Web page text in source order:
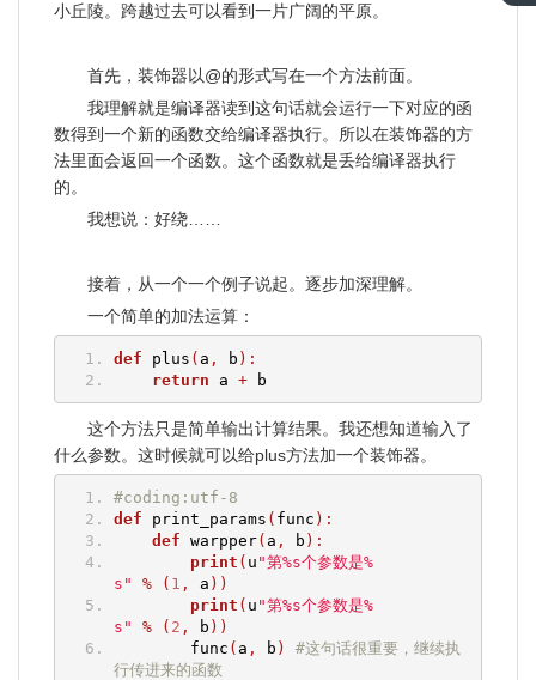
小丘陵。跨越过去可以看到一片广阔的平原。
首先，装饰器以@的形式写在一个方法前面。
我理解就是编译器读到这句话就会运行一下对应的函
数得到一个新的函数交给编译器执行。所以在装饰器的方
法里面会返回一个函数。这个函数就是丢给编译器执行
的。
我想说：好绕……
接着，从一个一个例子说起。逐步加深理解。
一个简单的加法运算：
def plus ( a , b ):
return a + b
这个方法只是简单输出计算结果。我还想知道输入了
什么参数。这时候就可以给plus方法加一个装饰器。
#coding:utf-8
def print_params ( func ):
def warpper( a , b ):
print ( u "第%s个参数是%
s"
% ( 1 , a ))
print ( u "第%s个参数是%
s"
% ( 2 , b ))
func ( a , b )
#这句话很重要，继续执
行传进来的函数